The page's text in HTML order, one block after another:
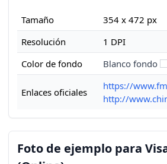
Tamaño
354 x 472 px
Resolución
1 DPI
Color de fondo
Blanco fondo
Enlaces oficiales
https://
http://
Foto de ejemplo para